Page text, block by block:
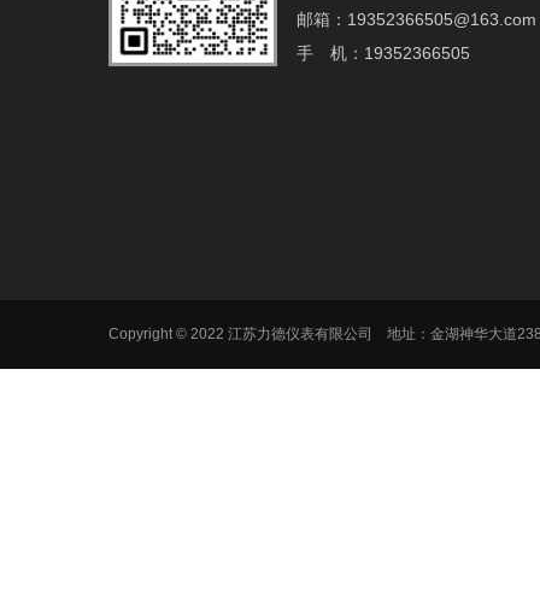
邮箱：19352366505@163.com‬
手 机：19352366505
Copyright © 2022 江苏力德仪表有限公司 地址：金湖神华大道